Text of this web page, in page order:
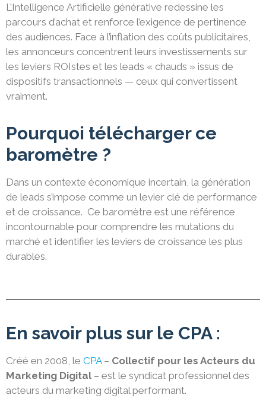
L’Intelligence Artificielle générative redessine les
parcours d’achat et renforce l’exigence de pertinence
des audiences. Face à l’inflation des coûts publicitaires,
les annonceurs concentrent leurs investissements sur
les leviers ROIstes et les leads « chauds » issus de
dispositifs transactionnels — ceux qui convertissent
vraiment.
Pourquoi télécharger ce
baromètre ?
Dans un contexte économique incertain, la génération
de leads s’impose comme un levier clé de performance
et de croissance. ​ Ce baromètre est une référence
incontournable pour comprendre les mutations du
marché et identifier les leviers de croissance les plus
durables.
En savoir plus sur le CPA :
Créé en 2008, le CPA– Collectif pour les Acteurs du
Marketing Digital– est le syndicat professionnel des
acteurs du marketing digital performant.